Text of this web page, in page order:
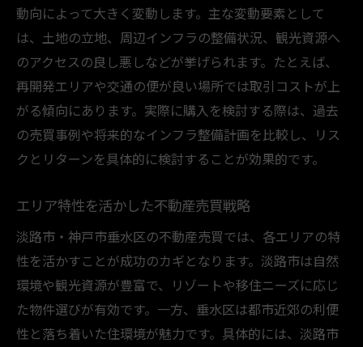
動向によって大きく変動します。主な変動要素として
は、土地の立地、周辺インフラの整備状況、観光資源へ
のアクセスの良し悪しなどが挙げられます。たとえば、
再開発エリアや交通の便が良い場所では取引コストが上
がる傾向にあります。実際に購入を検討する際は、過去
の売買事例や将来的なインフラ整備計画を比較し、リス
クとリターンを具体的に検討することが効果的です。
エリア特性を活かした不動産売買戦略
淡路市・神戸市垂水区の不動産売買では、各エリアの特
性を活かすことが成功のカギとなります。淡路市は自然
環境や観光資源が豊富で、リゾートや移住ニーズに応じ
た物件選びが有効です。一方、垂水区は都市近郊の利便
性と落ち着いた住環境が魅力です。具体的には、淡路市